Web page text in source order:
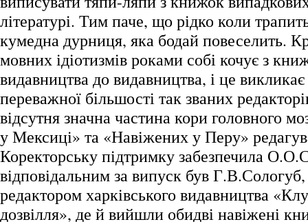
літературі. Тим паче, що рідко коли
кумедна дурниця, яка бодай повеселить.
мовних ідіотизмів роками собі кочує з
видавництва до видавництва, і це
переважної більшості так званих
відсутня значна частина кори головного
у Мексиці» та «Навіжених у Перу»
Коректорську підтримку забезпечила
відповідальним за випуск був
редактором харківського видавництва
дозвілля», де й вийшли обидві навіжені